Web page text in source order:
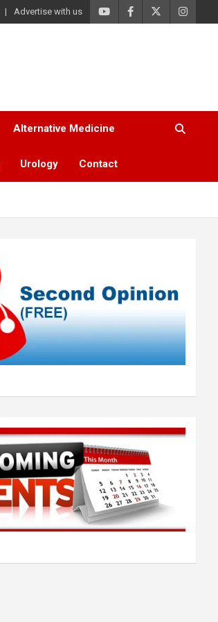
Advertise with us
Alternative Medicine
Urology Contact